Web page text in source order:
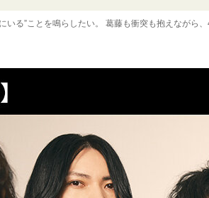
いる”ことを鳴らしたい。 葛藤も衝突も抱えながら